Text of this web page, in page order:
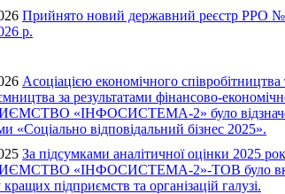
Прийнято новий державний реєстр РРО №
р.
Асоціацією економічного співробітництва
за результатами фінансово-
«ІНФОСИСТЕМА-2» було
«Соціально відповідальний бізнес 2025».
За підсумками аналітичної оцінки 2025
«ІНФОСИСТЕМА-2»-ТОВ було
кращих підприємств та організацій галузі.